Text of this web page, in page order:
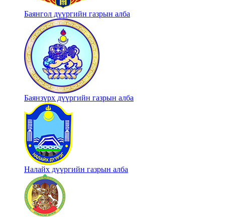
Баянгол дүүргийн газрын алба
Баянзүрх дүүргийн газрын алба
Налайх дүүргийн газрын алба